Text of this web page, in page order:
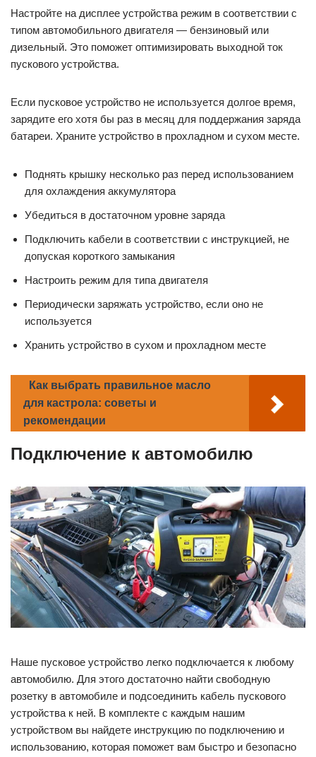
Настройте на дисплее устройства режим в соответствии с
типом автомобильного двигателя — бензиновый или
дизельный. Это поможет оптимизировать выходной ток
пускового устройства.
Если пусковое устройство не используется долгое время,
зарядите его хотя бы раз в месяц для поддержания заряда
батареи. Храните устройство в прохладном и сухом месте.
Поднять крышку несколько раз перед использованием
для охлаждения аккумулятора
Убедиться в достаточном уровне заряда
Подключить кабели в соответствии с инструкцией, не
допуская короткого замыкания
Настроить режим для типа двигателя
Периодически заряжать устройство, если оно не
используется
Хранить устройство в сухом и прохладном месте
Как выбрать правильное масло
для кастрола: советы и
рекомендации
Подключение к автомобилю
Наше пусковое устройство легко подключается к любому
автомобилю. Для этого достаточно найти свободную
розетку в автомобиле и подсоединить кабель пускового
устройства к ней. В комплекте с каждым нашим
устройством вы найдете инструкцию по подключению и
использованию, которая поможет вам быстро и безопасно